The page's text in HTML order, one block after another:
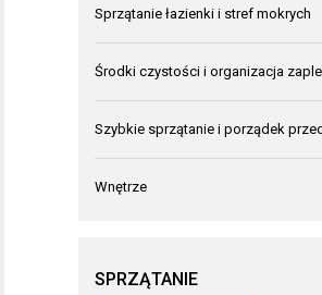
Sprzątanie łazienki i stref mokrych
Środki czystości i organizacja
Szybkie sprzątanie i porządek
Wnętrze
SPRZĄTANIE